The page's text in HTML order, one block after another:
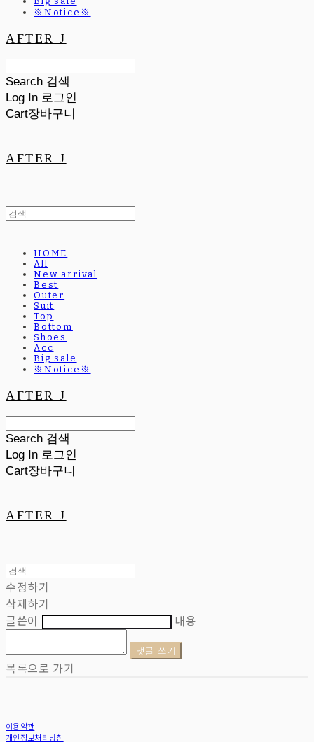
※Notice※
AFTER J
Search 검색
Log In 로그인
Cart장바구니
AFTER J
HOME
All
New arrival
Best
Outer
Suit
Top
Bottom
Shoes
Acc
Big sale
※Notice※
AFTER J
Search 검색
Log In 로그인
Cart장바구니
AFTER J
수정하기
삭제하기
글쓴이
내용
댓글 쓰기
목록으로 가기
이용약관
개인정보처리방침